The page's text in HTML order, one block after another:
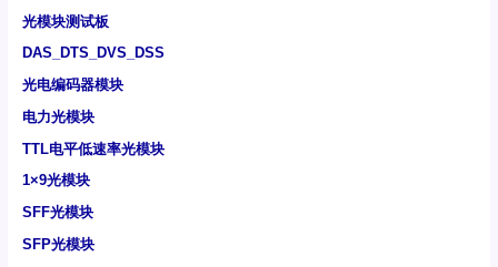
光模块测试板
DAS_DTS_DVS_DSS
光电编码器模块
电力光模块
TTL电平低速率光模块
1×9光模块
SFF光模块
SFP光模块